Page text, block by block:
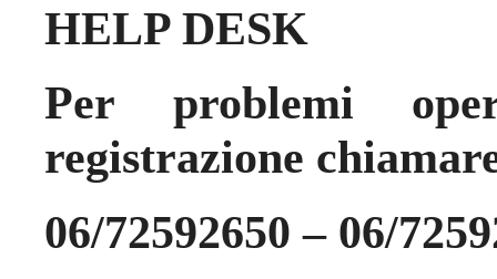
HELP DESK
Per problemi
registrazione
06/72592650 – 06/